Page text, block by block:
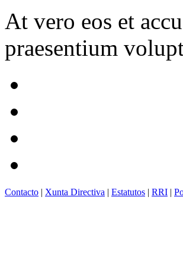
At vero eos et
praesentium
Contacto | Xunta Directiva | Estatutos | RRI |